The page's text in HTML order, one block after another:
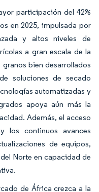
participación del 42%
en 2025, impulsada por
y altos niveles de
a gran escala de la
bien desarrollados
soluciones de secado
automatizadas y
apoya aún más la
Además, el acceso
los continuos avances
de equipos,
Norte en capacidad de
de África crezca a la